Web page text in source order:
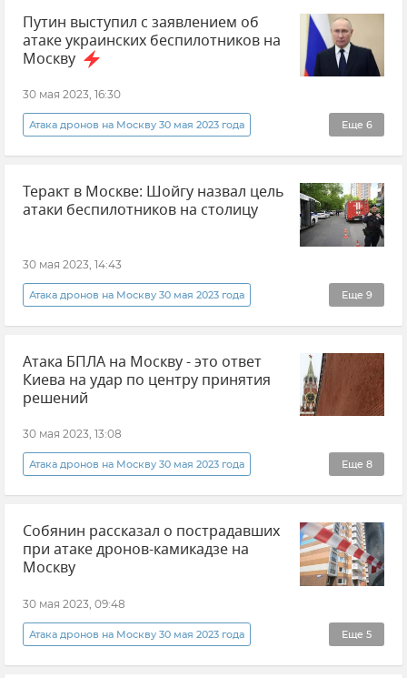
Происшествия Владимир Зеленский
Беспилотник (БПЛА, дрон) Происшествия
Украина
Путин выступил с заявлением об
атаке украинских беспилотников на
Москву
30 мая 2023, 16:30
Еще 6
Атака дронов на Москву 30 мая 2023 года
Владимир Путин (политик)
Беспилотник (БПЛА, дрон) Происшествия
Теракт в Москве: Шойгу назвал цель
атаки беспилотников на столицу
30 мая 2023, 14:43
Еще 9
Атака дронов на Москву 30 мая 2023 года
Атака беспилотников на Кремль
ВСУ (Вооруженные силы Украины) Украина
Россия Новости Сергей Шойгу
Атака БПЛА на Москву - это ответ
Киева на удар по центру принятия
решений
30 мая 2023, 13:08
Еще 8
Атака дронов на Москву 30 мая 2023 года
Беспилотник (БПЛА, дрон) Дмитрий Песков
Кремль Украина Россия
Новости
Собянин рассказал о пострадавших
при атаке дронов-камикадзе на
Москву
30 мая 2023, 09:48
Еще 5
Атака дронов на Москву 30 мая 2023 года
Беспилотник (БПЛА, дрон) Москва